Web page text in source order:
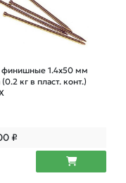
финишные 1.4х50 мм
кг в пласт. конт.)
₽